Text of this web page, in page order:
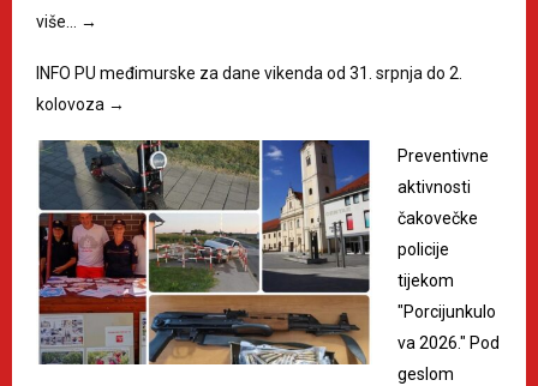
više… →
INFO PU međimurske za dane vikenda od 31. srpnja do 2.
kolovoza →
Preventivne
aktivnosti
čakovečke
policije
tijekom
"Porcijunkulo
va 2026." Pod
geslom